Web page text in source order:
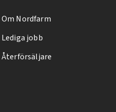
Om Nordfarm
Lediga jobb
Återförsäljare